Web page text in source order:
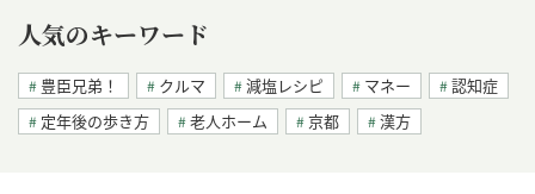
人気のキーワード
豊臣兄弟！ クルマ 減塩レシピ マネー
認知症
定年後の歩き方
老人ホーム 京都 漢方